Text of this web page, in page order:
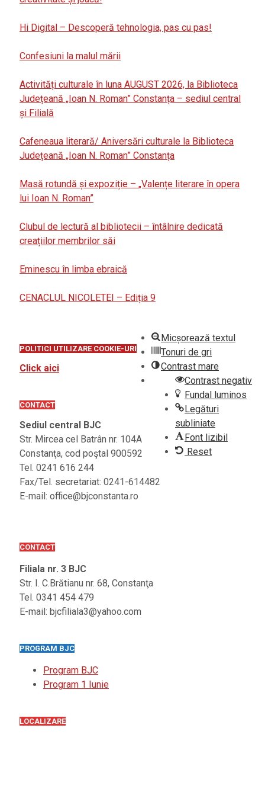
Hi Digital – Descoperă tehnologia, pas cu pas!
Confesiuni la malul mării
Activități culturale în luna AUGUST 2026, la Biblioteca
Județeană „Ioan N. Roman” Constanța – sediul central
și Filială
Cafeneaua literară/ Aniversări culturale la Biblioteca
Județeană „Ioan N. Roman” Constanța
Masă rotundă și expoziție – „Valențe literare în opera
lui Ioan N. Roman”
Clubul de lectură al bibliotecii – întâlnire dedicată
creațiilor membrilor săi
Eminescu în limba ebraică
CENACLUL NICOLETEI – Ediția 9
POLITICI UTILIZARE COOKIE-URI
Click aici
CONTACT
Sediul central BJC
Str. Mircea cel Batrân nr. 104A
Constanţa, cod poştal 900592
Tel. 0241 616 244
Fax/Tel. secretariat: 0241-614482
E-mail: office@bjconstanta.ro
CONTACT
Filiala nr. 3 BJC
Str. I. C.Brătianu nr. 68, Constanţa
Tel. 0341 454 479
E-mail: bjcfiliala3@yahoo.com
PROGRAM BJC
Program BJC
Program 1 Iunie
LOCALIZARE
Micșorează textul
Tonuri de gri
Contrast mare
Contrast negativ
Fundal luminos
Legături
subliniate
Font lizibil
Reset